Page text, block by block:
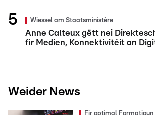
Wiessel am Staatsministère
Anne Calteux gëtt nei
fir Medien, Konnektivitéit an
Weider News
Fir optimal Formatioun